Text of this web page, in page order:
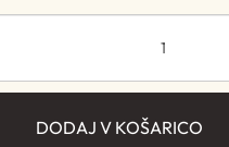
DODAJ V KOŠARICO